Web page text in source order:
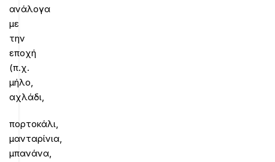
ανάλογα
με
την
εποχή
(π.χ.
μήλο,
αχλάδι,
πορτοκάλι,
μανταρίνια,
μπανάνα,